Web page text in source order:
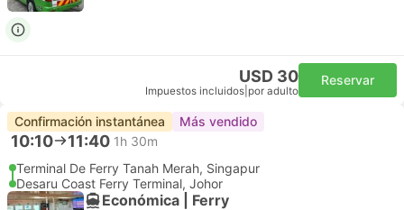
USD 30
Impuestos incluidos por adulto
Reservar
Confirmación instantánea Más vendido
10:10 11:40 1h 30m
Terminal De Ferry Tanah Merah, Singapur
Desaru Coast Ferry Terminal, Johor
Económica | Ferry